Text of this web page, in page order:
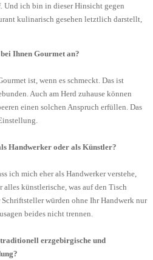
Und ich bin in dieser Hinsicht gegen
kulinarisch gesehen letztlich darstellt,
Ihnen Gourmet an?
ist, wenn es schmeckt. Das ist
Auch am Herd zuhause können
einen solchen Anspruch erfüllen. Das
Handwerker oder als Künstler?
ich mich eher als Handwerker verstehe,
künstlerische, was auf den Tisch
würden ohne Ihr Handwerk nur
beides nicht trennen.
erzgebirgische und